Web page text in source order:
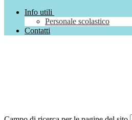
Info utili
Personale scolastico
Contatti